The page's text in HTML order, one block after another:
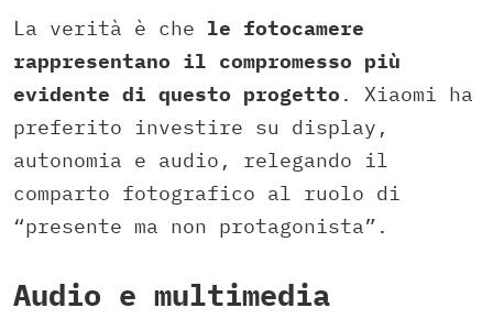
La verità è che le fotocamere
rappresentano il compromesso più
evidente di questo progetto . Xiaomi ha
preferito investire su display,
autonomia e audio, relegando il
comparto fotografico al ruolo di
“presente ma non protagonista”.
Audio e multimedia